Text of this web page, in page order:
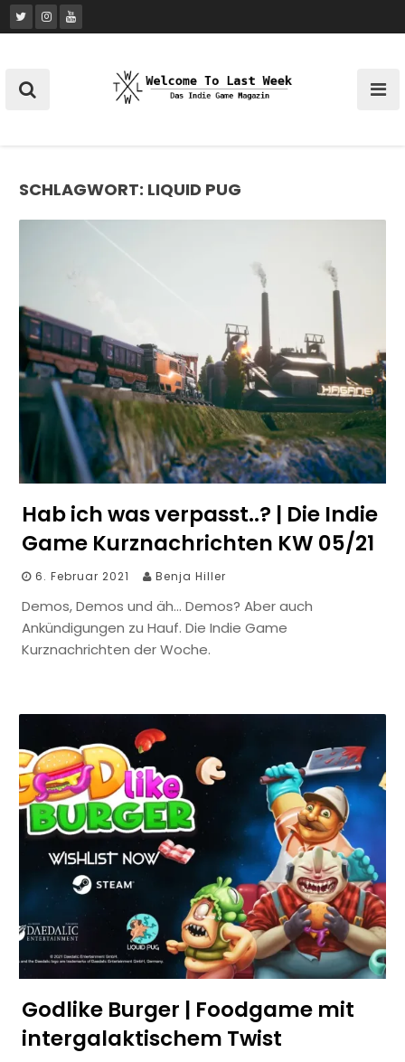
Skip
to
SCHLAGWORT: LIQUID PUG
Hab ich was verpasst..? | Die Indie
Game Kurznachrichten KW 05/21
6. Februar 2021 Benja Hiller
Demos, Demos und äh… Demos? Aber auch
Ankündigungen zu Hauf. Die Indie Game
Kurznachrichten der Woche.
Godlike Burger | Foodgame mit
intergalaktischem Twist